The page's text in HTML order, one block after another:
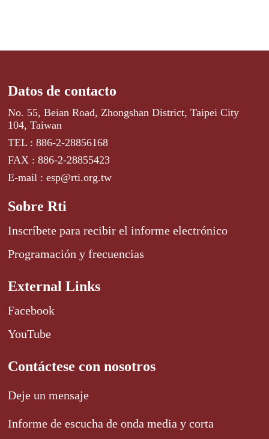
Datos de contacto
No. 55, Beian Road, Zhongshan District, Taipei City
104, Taiwan
TEL : 886-2-28856168
FAX : 886-2-28855423
E-mail : esp@rti.org.tw
Sobre Rti
Inscríbete para recibir el informe electrónico
Programación y frecuencias
External Links
Facebook
YouTube
Contáctese con nosotros
Deje un mensaje
Informe de escucha de onda media y corta